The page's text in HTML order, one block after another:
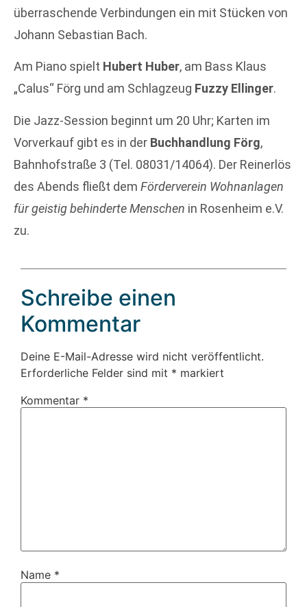
überraschende Verbindungen ein mit Stücken von
Johann Sebastian Bach.
Am Piano spielt Hubert Huber, am Bass Klaus
„Calus“ Förg und am Schlagzeug Fuzzy Ellinger.
Die Jazz-Session beginnt um 20 Uhr; Karten im
Vorverkauf gibt es in der Buchhandlung Förg,
Bahnhofstraße 3 (Tel. 08031/14064). Der Reinerlös
des Abends fließt dem Förderverein Wohnanlagen
für geistig behinderte Menschen in Rosenheim e.V.
zu.
Schreibe einen
Kommentar
Deine E-Mail-Adresse wird nicht veröffentlicht.
Erforderliche Felder sind mit * markiert
Kommentar *
Name *